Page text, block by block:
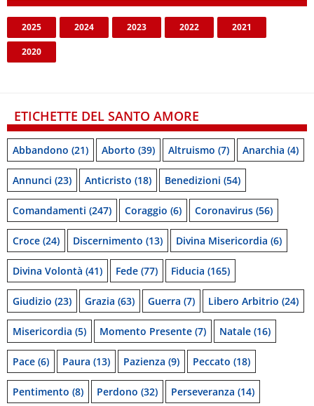
2025 2024 2023 2022 2021
2020
ETICHETTE DEL SANTO AMORE
Abbandono (21) Aborto (39) Altruismo (7) Anarchia (4)
Annunci (23) Anticristo (18) Benedizioni (54)
Comandamenti (247) Coraggio (6) Coronavirus (56)
Croce (24) Discernimento (13) Divina Misericordia (6)
Divina Volontà (41) Fede (77) Fiducia (165)
Giudizio (23) Grazia (63) Guerra (7) Libero Arbitrio (24)
Misericordia (5) Momento Presente (7) Natale (16)
Pace (6) Paura (13) Pazienza (9) Peccato (18)
Pentimento (8) Perdono (32) Perseveranza (14)